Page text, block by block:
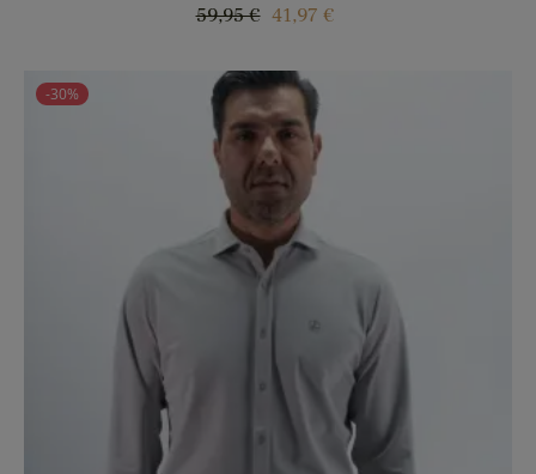
Precio
59,95 € Precio
41,97 €
-30%